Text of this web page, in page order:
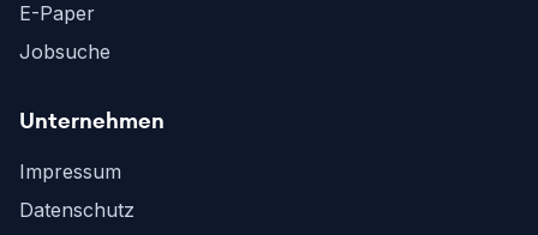
E-Paper
Jobsuche
Unternehmen
Impressum
Datenschutz